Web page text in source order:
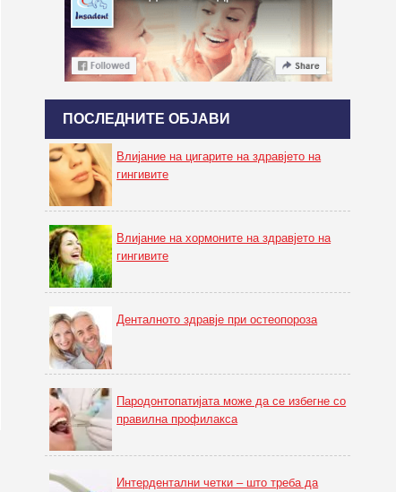
ПОСЛЕДНИТЕ ОБЈАВИ
Влијание на цигарите на здравјето на
гингивите
Влијание на хормоните на здравјето на
гингивите
Денталното здравје при остеопороза
Пародонтопатијата може да се избегне со
правилна профилакса
Интердентални четки – што треба да